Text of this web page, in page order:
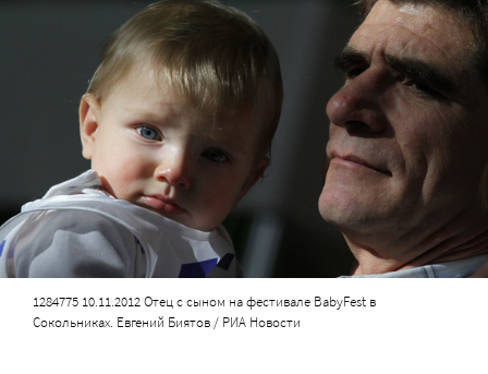
1284775 10.11.2012 Отец с сыном на фестивале BabyFest в
Сокольниках. Евгений Биятов / РИА Новости